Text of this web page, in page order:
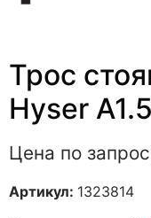
Трос
Hyser
Цена по
Артикул: 1323814